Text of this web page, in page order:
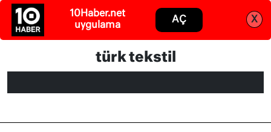
10Haber.net
uygulama
AÇ X
Abone ol Giriş
türk tekstil